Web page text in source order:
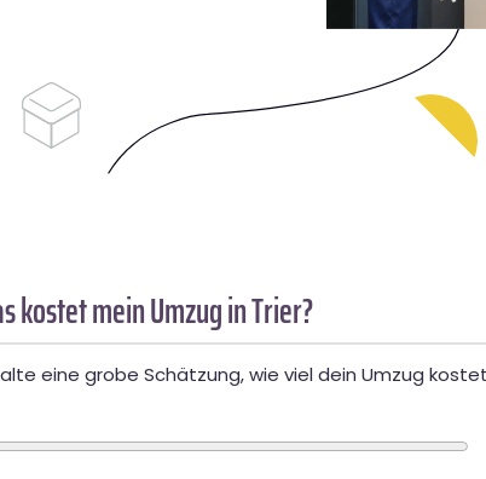
kostet mein Umzug in Trier?
eine grobe Schätzung, wie viel dein Umzug